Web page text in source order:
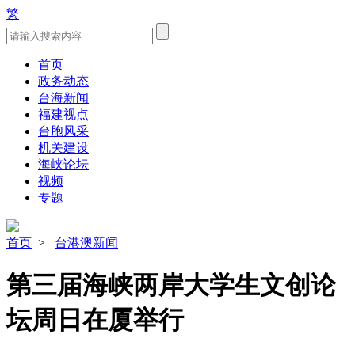
繁
首页
政务动态
台海新闻
福建视点
台胞风采
机关建设
海峡论坛
视频
专题
首页 > 台港澳新闻
第三届海峡两岸大学生文创论
坛周日在厦举行